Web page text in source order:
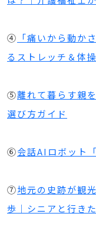
④ 「痛いから動か
るストレッチ＆体
⑤離れて暮らす親
選び方ガイド
⑥会話AIロボット
⑦地元の史跡が観
歩｜シニアと行き